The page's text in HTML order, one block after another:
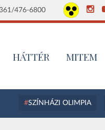
476-6800
HÁTTÉR MITEM
SZÍNHÁZI OLIMPIA